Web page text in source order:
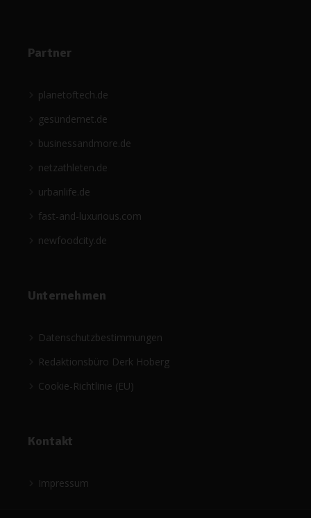
Partner
planetoftech.de
gesündernet.de
businessandmore.de
netzathleten.de
urbanlife.de
fast-and-luxurious.com
newfoodcity.de
Unternehmen
Datenschutzbestimmungen
Redaktionsbüro Derk Hoberg
Cookie-Richtlinie (EU)
Kontakt
Impressum